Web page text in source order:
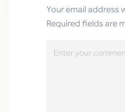
Your email address
Required fields are